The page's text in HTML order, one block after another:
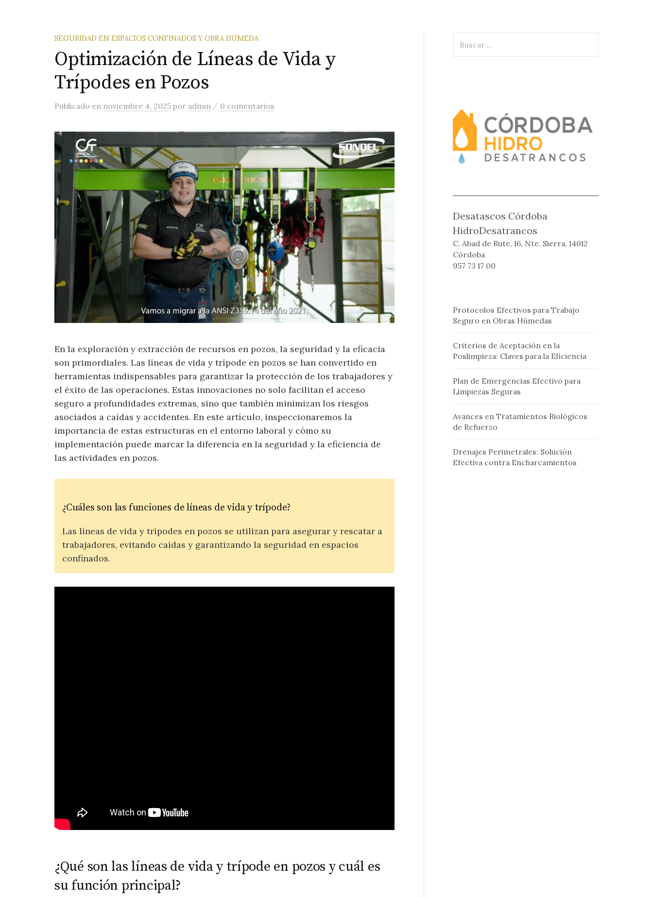
SEGURIDAD EN ESPACIOS CONFINADOS Y OBRA HÚMEDA
Optimización de Líneas de Vida y
Trípodes en Pozos
Publicado en noviembre 4, 2025 por admin / 0 comentarios
En la exploración y extracción de recursos en pozos, la seguridad y la eficacia
son primordiales. Las líneas de vida y trípode en pozos se han convertido en
herramientas indispensables para garantizar la protección de los trabajadores y
el éxito de las operaciones. Estas innovaciones no solo facilitan el acceso
seguro a profundidades extremas, sino que también minimizan los riesgos
asociados a caídas y accidentes. En este artículo, inspeccionaremos la
importancia de estas estructuras en el entorno laboral y cómo su
implementación puede marcar la diferencia en la seguridad y la eficiencia de
las actividades en pozos.
¿Cuáles son las funciones de líneas de vida y trípode?
Las líneas de vida y trípodes en pozos se utilizan para asegurar y rescatar a
trabajadores, evitando caídas y garantizando la seguridad en espacios
confinados.
¿Qué son las líneas de vida y trípode en pozos y cuál es
su función principal?
Desatascos Córdoba
HidroDesatrancos
C. Abad de Rute, 16, Nte. Sierra, 14012
Córdoba
957 73 17 00
Protocolos Efectivos para Trabajo
Seguro en Obras Húmedas
Criterios de Aceptación en la
Poslimpieza: Claves para la Eficiencia
Plan de Emergencias Efectivo para
Limpiezas Seguras
Avances en Tratamientos Biológicos
de Refuerzo
Drenajes Perimetrales: Solución
Efectiva contra Encharcamientos